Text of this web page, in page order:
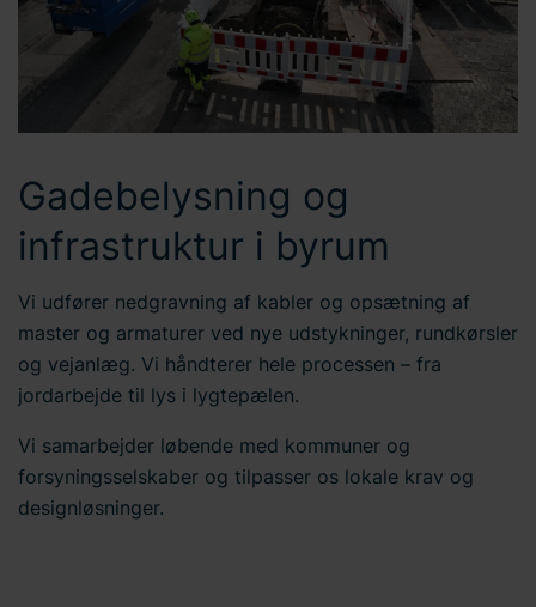
Gadebelysning og
infrastruktur i byrum
Vi udfører nedgravning af kabler og opsætning af
master og armaturer ved nye udstykninger, rundkørsler
og vejanlæg. Vi håndterer hele processen – fra
jordarbejde til lys i lygtepælen.
Vi samarbejder løbende med kommuner og
forsyningsselskaber og tilpasser os lokale krav og
designløsninger.